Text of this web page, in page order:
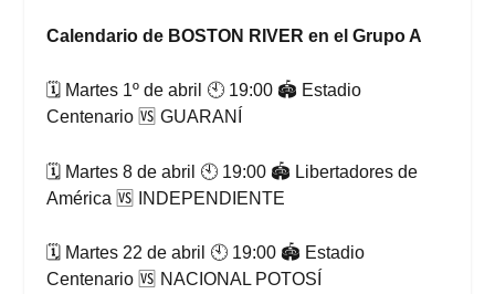
Calendario de BOSTON RIVER en el Grupo A
🗓 Martes 1º de abril 🕙 19:00 🏟 Estadio
Centenario 🆚 GUARANÍ
🗓 Martes 8 de abril 🕙 19:00 🏟 Libertadores de
América 🆚 INDEPENDIENTE
🗓 Martes 22 de abril 🕙 19:00 🏟 Estadio
Centenario 🆚 NACIONAL POTOSÍ